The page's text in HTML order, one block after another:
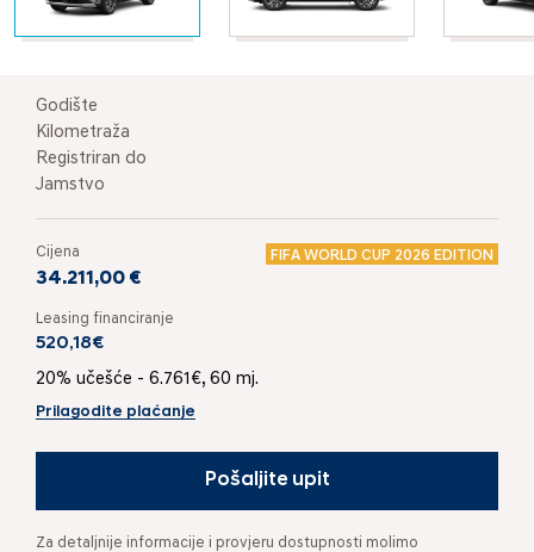
Godište
Kilometraža
Registriran do
Jamstvo
Cijena FIFA WORLD CUP 2026 EDITION
34.211,00 €
Leasing financiranje
520,18€
20% učešće - 6.761€, 60 mj.
Prilagodite plaćanje
Pošaljite upit
Za detaljnije informacije i provjeru dostupnosti molimo